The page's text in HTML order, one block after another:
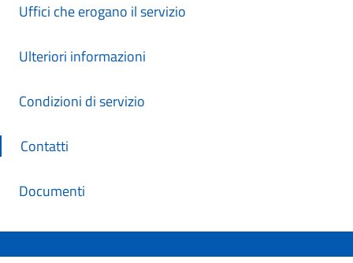
Uffici che erogano il servizio
Ulteriori informazioni
Condizioni di servizio
Contatti
Documenti